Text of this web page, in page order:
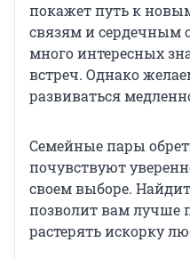
покажет путь к
связям и сердечным
много интересных
встреч. Однако
развиваться
Семейные пары
почувствуют
своем выборе.
позволит вам лучше
растерять искорку